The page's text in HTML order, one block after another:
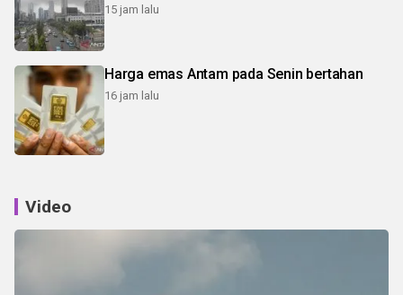
15 jam lalu
Harga emas Antam pada Senin bertahan
16 jam lalu
Video